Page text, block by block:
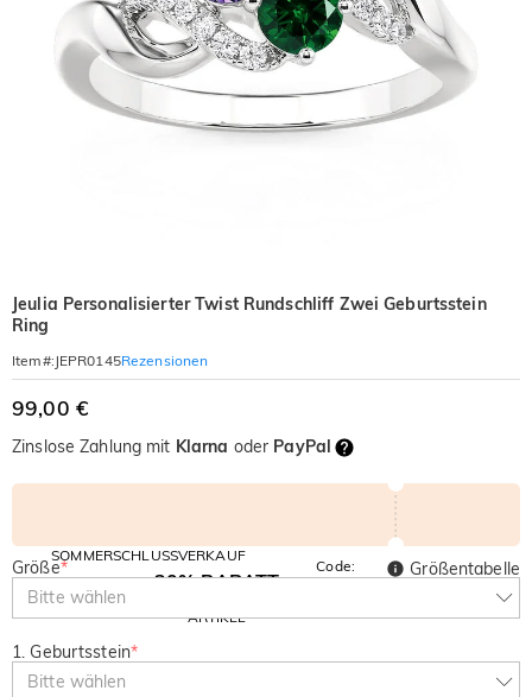
Jeulia Personalisierter Twist Rundschliff Zwei Geburtsstein
Ring
Item#: JEPR0145Rezensionen
99,00 €
Zinslose Zahlung mit Klarna oder PayPal
SOMMERSCHLUSSVERKAUF
10% RABATT
AUF ALLES
30% RABATT
ARTIKEL
Code:
SUMMER
Größe*
Bitte wählen
Größentabelle
1. Geburtsstein*
Bitte wählen